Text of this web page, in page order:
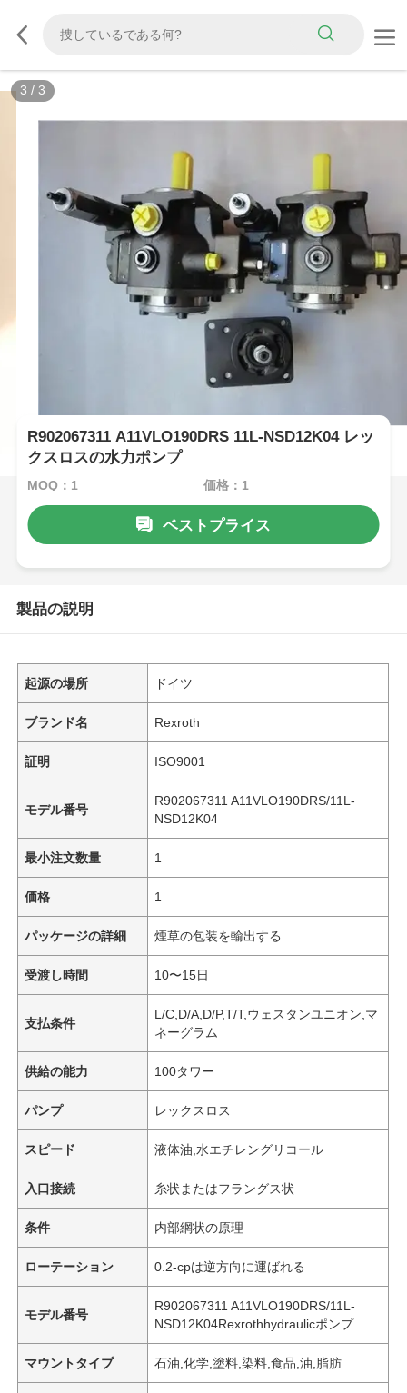
3 / 3
R902067311 A11VLO190DRS 11L-NSD12K04 レッ
クスロスの水力ポンプ
MOQ：1 価格：1
ベストプライス
製品の説明
起源の場所 ドイツ
ブランド名 Rexroth
証明 ISO9001
モデル番号
R902067311 A11VLO190DRS/11L-
NSD12K04
最小注文数量 1
価格 1
パッケージの詳細 煙草の包装を輸出する
受渡し時間 10〜15日
支払条件
L/C,D/A,D/P,T/T,ウェスタンユニオン,マ
ネーグラム
供給の能力 100タワー
パンプ レックスロス
スピード 液体油,水エチレングリコール
入口接続 糸状またはフラングス状
条件 内部網状の原理
ローテーション 0.2-cpは逆方向に運ばれる
モデル番号
R902067311 A11VLO190DRS/11L-
NSD12K04Rexrothhydraulicポンプ
マウントタイプ 石油,化学,塗料,染料,食品,油,脂肪